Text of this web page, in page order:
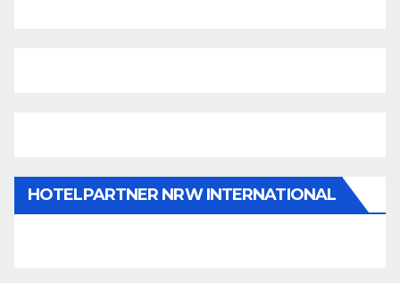
HOTELPARTNER NRW INTERNATIONAL